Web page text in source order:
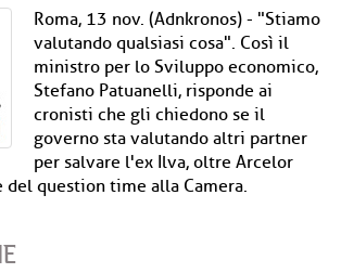
Roma, 13 nov. (Adnkronos) - "Stiamo
valutando qualsiasi cosa". Così il
ministro per lo Sviluppo economico,
Stefano Patuanelli, risponde ai
cronisti che gli chiedono se il
governo sta valutando altri partner
per salvare l'ex Ilva, oltre Arcelor
del question time alla Camera.